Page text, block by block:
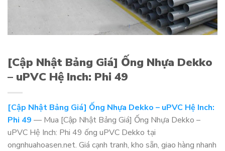
[Cập Nhật Bảng Giá] Ống Nhựa Dekko
– uPVC Hệ Inch: Phi 49
[Cập Nhật Bảng Giá] Ống Nhựa Dekko – uPVC Hệ Inch:
Phi 49 — Mua [Cập Nhật Bảng Giá] Ống Nhựa Dekko –
uPVC Hệ Inch: Phi 49 ống uPVC Dekko tại
ongnhuahoasen.net. Giá cạnh tranh, kho sẵn, giao hàng nhanh